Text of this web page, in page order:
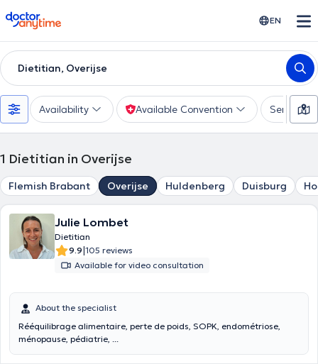
doctoranytime EN
Dietitian, Overijse
Availability Available Convention Services
1 Dietitian in Overijse
Flemish Brabant Overijse Huldenberg Duisburg
Julie Lombet
Dietitian
9.9|105 reviews
Available for video consultation
About the specialist
Rééquilibrage alimentaire, perte de poids, SOPK, endométriose,
ménopause, pédiatrie, ...